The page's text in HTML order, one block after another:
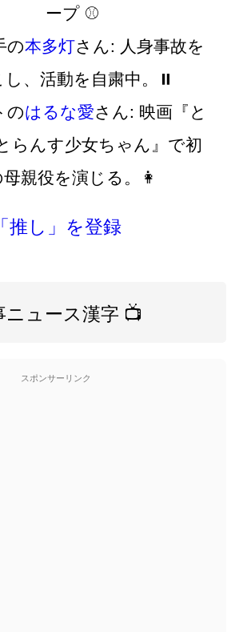
ープ ⚾️
の本多灯さん: 人身事故を
し、活動を自粛中。⏸️
のはるな愛さん: 映画『と
らんす少女ちゃん』で初
親役を演じる。👩
「推し」を登録
ニュース漢字 📺
スポンサーリンク